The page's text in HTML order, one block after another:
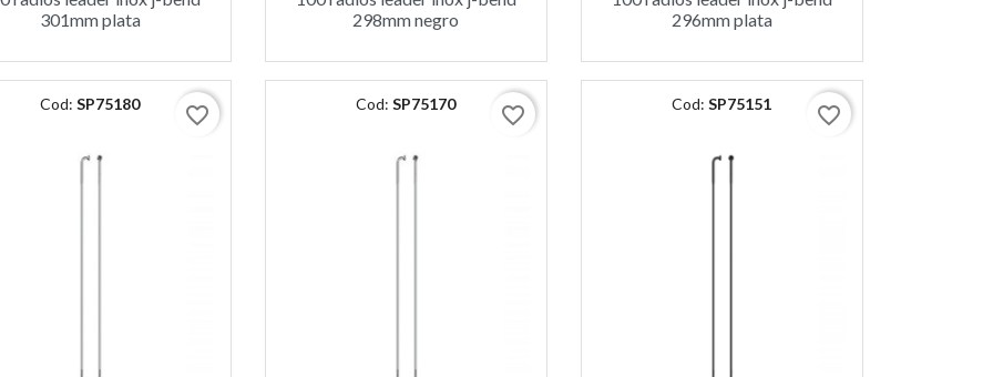
301mm plata
298mm negro
296mm plata
Cod:SP75180 favorite_border Cod:SP75170 favorite_border Cod:SP75151 favorite_border